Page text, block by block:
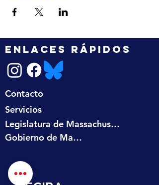
ENLACES RÁPIDOS
Contacto
Servicios
Legislatura de Massachusetts
Gobierno de Massachusetts